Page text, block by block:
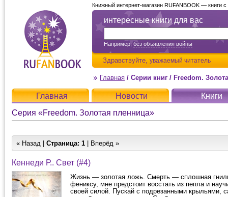
интересные книги для вас
Например,без объявления войны
Здравствуйте, уважаемый читатель
Книжный интернет-магазин RUFANBOOK — книги
Главная / Серии книг / Freedom.
Главная Новости
Книги
Серия «Freedom. Золотая пленница»
« Назад | Страница: 1 | Вперёд »
Кеннеди Р.. Свет (#4)
Жизнь — золотая ложь. Смерть — сплошная
фениксу, мне предстоит восстать из пепла и
своей силой. Пускай с подрезанными крыльями,